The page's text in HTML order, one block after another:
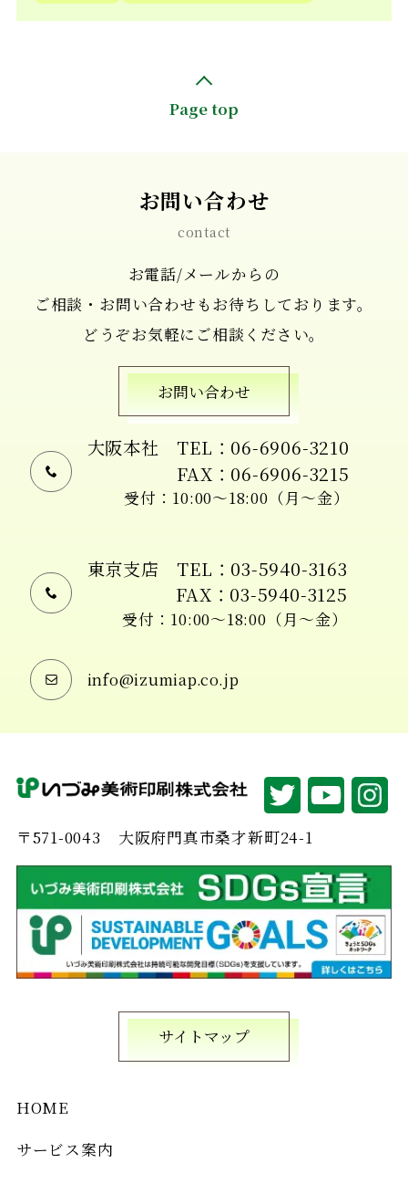
Page top
お問い合わせ
contact
お電話/メールからの
ご相談・お問い合わせもお待ちしております。
どうぞお気軽にご相談ください。
お問い合わせ
大阪本社 TEL：06-6906-3210
FAX：06-6906-3215
受付：10:00〜18:00（月〜金）
東京支店 TEL：03-5940-3163
FAX：03-5940-3125
受付：10:00〜18:00（月〜金）
info@izumiap.co.jp
〒571-0043 大阪府門真市桑才新町24-1
HOME
サービス案内
サイトマップ